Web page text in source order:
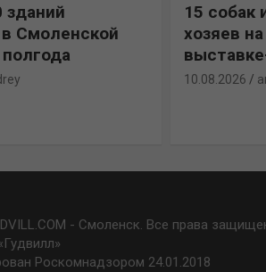
зданий
Смоленской
15 собак
хозяев
10.08.2026
- Смоленск. Все права
Роскомнадзором 24.01.2018